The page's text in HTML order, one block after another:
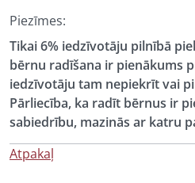
Piezīmes:
Tikai 6% iedzīvotāju pilnībā
bērnu radīšana ir pienākums
iedzīvotāju tam nepiekrīt vai
Pārliecība, ka radīt bērnus ir
sabiedrību, mazinās ar katru
Atpakaļ